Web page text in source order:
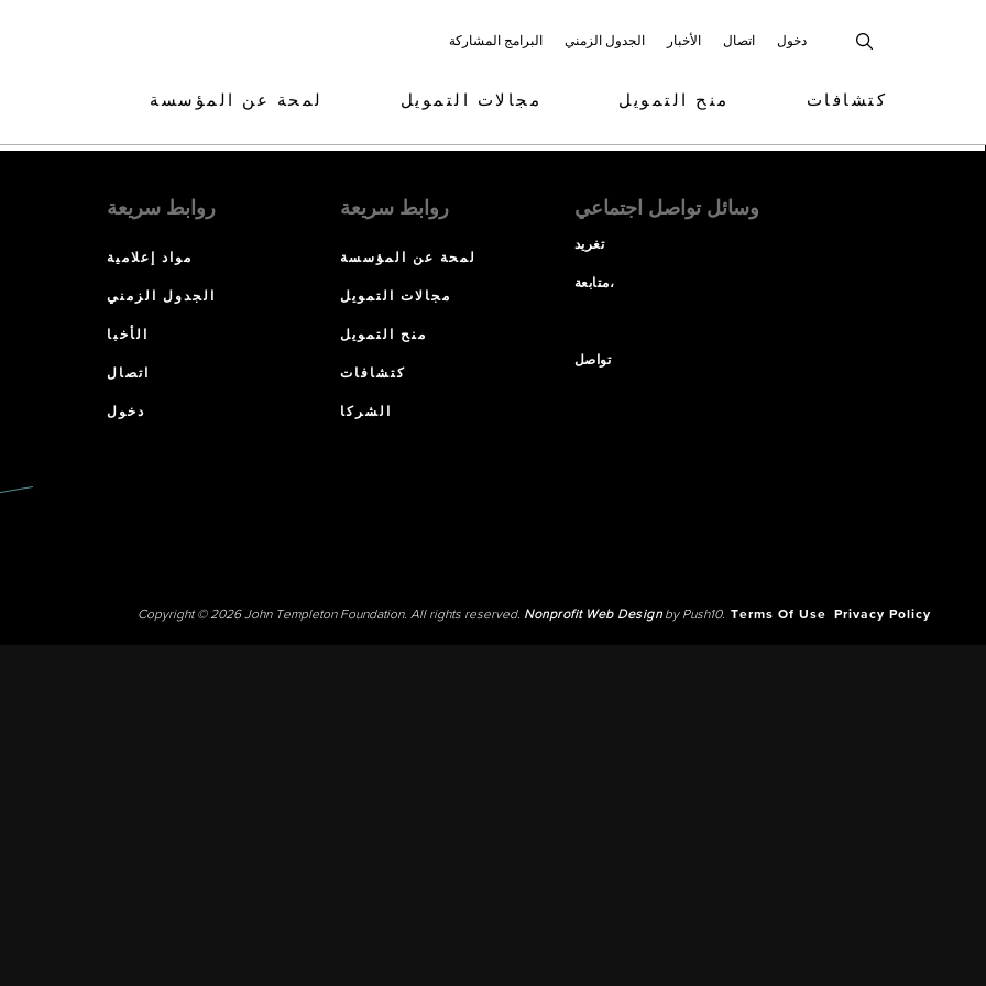
البرامج المشاركة الجدول الزمني الأخبار اتصال دخول
لمحة عن المؤسسة مجالات التمويل منح التمويل كتشافات
روابط سريعة
مواد إعلامية
الجدول الزمني
الأخبا
اتصال
دخول
روابط سريعة
لمحة عن المؤسسة
مجالات التمويل
منح التمويل
كتشافات
الشركا
وسائل تواصل اجتماعي
تغريد
متابعة،
تواصل
Copyright © 2026 John Templeton Foundation. All rights reserved. Nonprofit Web Designby Push10. Terms Of Use Privacy Policy